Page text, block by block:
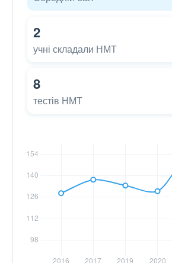
2
учні складали НМТ
8
тестів НМТ